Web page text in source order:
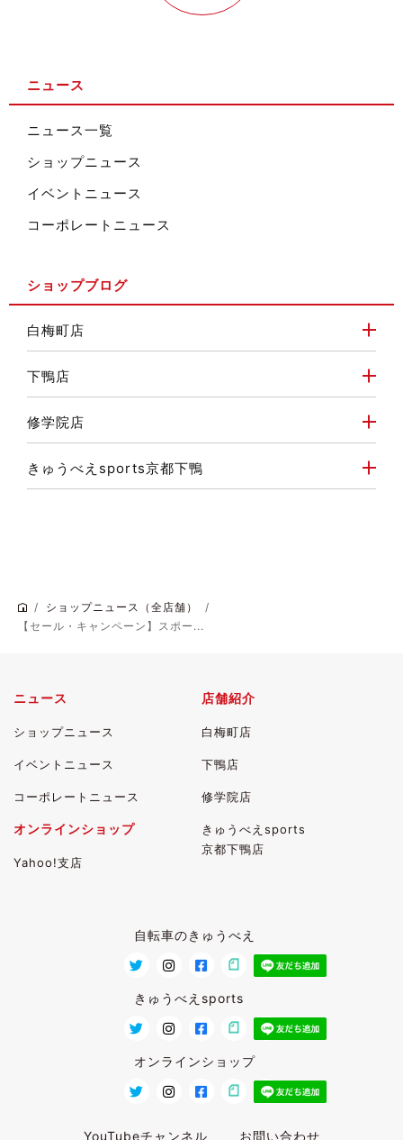
ニュース
ニュース一覧
ショップニュース
イベントニュース
コーポレートニュース
ショップブログ
白梅町店
下鴨店
修学院店
きゅうべえsports京都下鴨
ショップニュース（全店舗）
【セール・キャンペーン】スポー...
ニュース
ショップニュース
イベントニュース
コーポレートニュース
店舗紹介
白梅町店
下鴨店
修学院店
きゅうべえsports
京都下鴨店
オンラインショップ
Yahoo!支店
自転車のきゅうべえ
きゅうべえsports
オンラインショップ
YouTubeチャンネル お問い合わせ